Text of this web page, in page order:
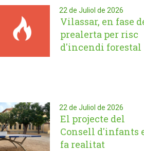
22 de Juliol de 2026
Vilassar, en fase
prealerta per risc
d'incendi forestal
22 de Juliol de 2026
El projecte del
Consell d'infants
fa realitat